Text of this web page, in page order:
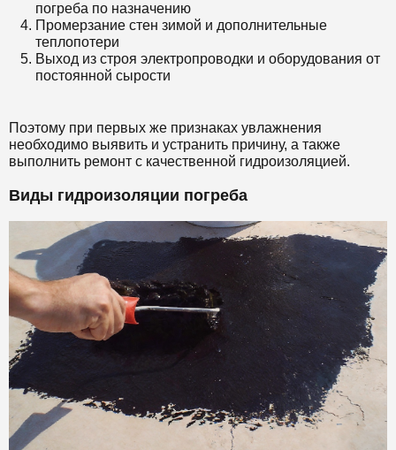
погреба по назначению
Промерзание стен зимой и дополнительные
теплопотери
Выход из строя электропроводки и оборудования от
постоянной сырости
Поэтому при первых же признаках увлажнения
необходимо выявить и устранить причину, а также
выполнить ремонт с качественной гидроизоляцией.
Виды гидроизоляции погреба